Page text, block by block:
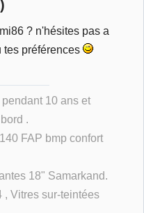
? n'hésites pas a
tes préférences
10 ans et
.
FAP bmp confort
18" Samarkand.
, Vitres sur-teintées